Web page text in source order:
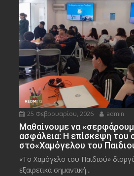
25 Φεβρουαρίου, 2026 admin
Μαθαίνουμε να
ασφάλεια: Η επίσκεψη του
στο«Χαμόγελου του
«Το Χαμόγελο του Παιδιού»
εξαιρετικά σημαντική...